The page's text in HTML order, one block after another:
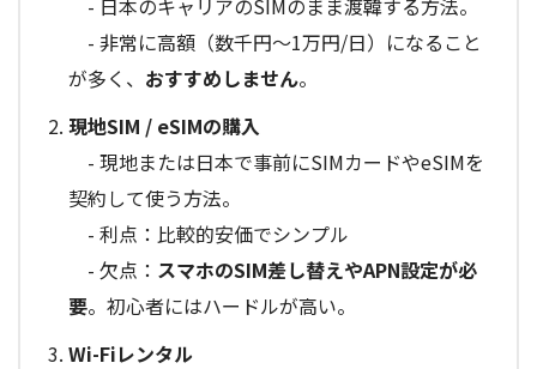
- 非常に高額（数千円～1万円/日）になること
が多く、 おすすめしません。
現地SIM / eSIMの購入
- 現地または日本で事前にSIMカードやeSIMを
契約して使う方法。
- 利点：比較的安価でシンプル
- 欠点： スマホのSIM差し替えやAPN設定が必
要。初心者にはハードルが高い。
Wi-Fiレンタル